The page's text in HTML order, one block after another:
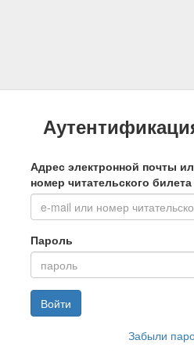
Адрес электронной почты
номер читательского билета
Пароль
Войти
Забыли